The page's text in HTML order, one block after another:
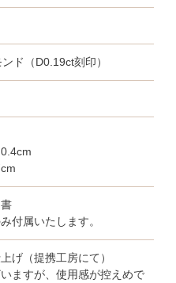
ド（D0.19ct刻印）
付属いたします。
げ（提携工房にて）
ますが、使用感が控えめで